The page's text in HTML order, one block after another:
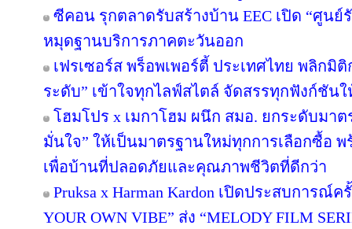
ซีคอน รุกตลาดรับสร้างบ้าน EEC เปิด “ศูน
หมุดฐานบริการภาคตะวันออก
เฟรเซอร์ส พร็อพเพอร์ตี้ ประเทศไทย พลิกมิ
ระดับ” เข้าใจทุกไลฟ์สไตล์ จัดสรรทุกฟังก์ชัน
โฮมโปร x เมกาโฮม ผนึก สมอ. ยกระดับมา
มั่นใจ” ให้เป็นมาตรฐานใหม่ทุกการเลือกซื้อ
เพื่อบ้านที่ปลอดภัยและคุณภาพชีวิตที่ดีกว่า
Pruksa x Harman Kardon เปิดประสบการณ์
YOUR OWN VIBE” ส่ง “MELODY FILM